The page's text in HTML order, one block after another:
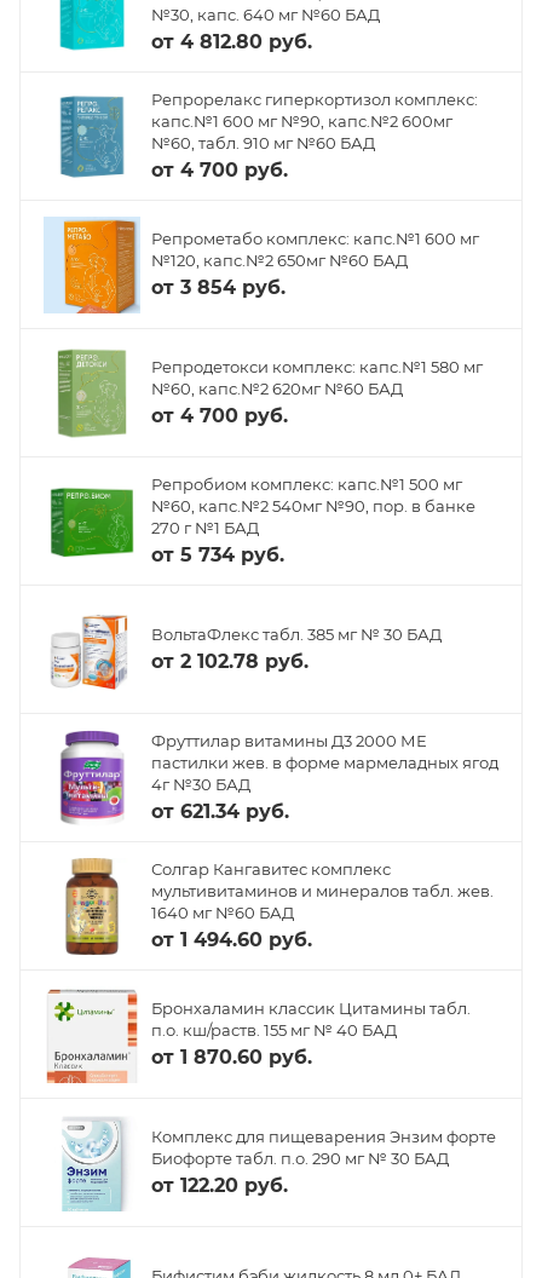
№30, капс. 640 мг №60 БАД
от 4 812.80 руб.
Репрорелакс гиперкортизол комплекс:
капс.№1 600 мг №90, капс.№2 600мг
№60, табл. 910 мг №60 БАД
от 4 700 руб.
Репрометабо комплекс: капс.№1 600 мг
№120, капс.№2 650мг №60 БАД
от 3 854 руб.
Репродетокси комплекс: капс.№1 580 мг
№60, капс.№2 620мг №60 БАД
от 4 700 руб.
Репробиом комплекс: капс.№1 500 мг
№60, капс.№2 540мг №90, пор. в банке
270 г №1 БАД
от 5 734 руб.
ВольтаФлекс табл. 385 мг № 30 БАД
от 2 102.78 руб.
Фруттилар витамины Д3 2000 МЕ
пастилки жев. в форме мармеладных ягод
4г №30 БАД
от 621.34 руб.
Солгар Кангавитес комплекс
мультивитаминов и минералов табл. жев.
1640 мг №60 БАД
от 1 494.60 руб.
Бронхаламин классик Цитамины табл.
п.о. кш/раств. 155 мг № 40 БАД
от 1 870.60 руб.
Комплекс для пищеварения Энзим форте
Биофорте табл. п.о. 290 мг № 30 БАД
от 122.20 руб.